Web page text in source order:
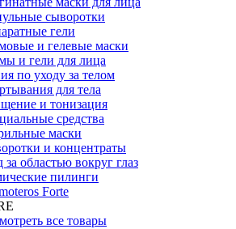
сыворотки
гели
и гелевые маски
и гели для лица
по уходу за телом
для тела
и тонизация
средства
маски
и концентраты
за областью вокруг глаз
пилинги
Forte
все товары